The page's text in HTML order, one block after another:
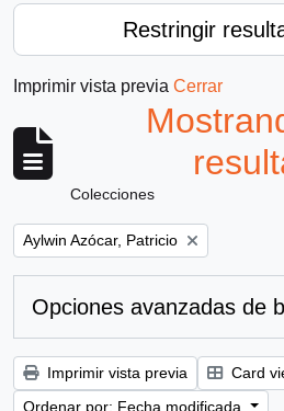
Restringir
Imprimir vista previa Cerrar
Colecciones
Remove filter:
Aylwin Azócar, Patricio
Opciones avanzadas de
Imprimir vista previa Card
Ordenar por: Fecha modificada